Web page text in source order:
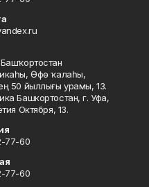
Өфө ҡалаһы,
50 йыллығы урамы, 13.
Башкортостан, г. Уфа,
Октября, 13.
77-60
77-60